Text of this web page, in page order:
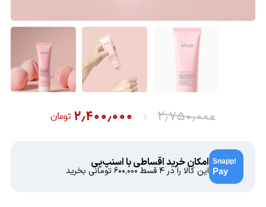
۲٫۷۵۰٫۰۰۰ ۲٫۴۰۰٫۰۰۰ تومان
امکان خرید اقساطی با اسنپ‌پی
این کالا را در ۴ قسط ۶۰۰٬۰۰۰تومانی بخرید